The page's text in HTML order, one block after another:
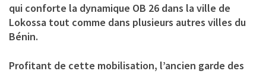
qui conforte la dynamique OB 26 dans la ville de
Lokossa tout comme dans plusieurs autres villes du
Bénin.
Profitant de cette mobilisation, l’ancien garde des